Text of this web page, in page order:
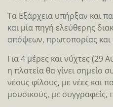
Τα Εξάρχεια υπήρξαν και
και μία πηγή ελεύθερης
απόψεων, πρωτοπορίας και
Για 4 μέρες και νύχτες (29
η πλατεία θα γίνει σημείο
νέους φίλους, με νέες και
μουσικούς, με συγγραφείς,